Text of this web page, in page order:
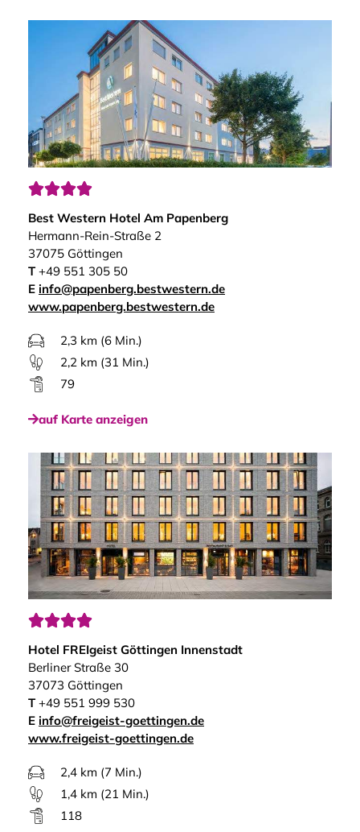

Best Western Hotel Am Papenberg
Hermann-Rein-Straße 2
37075 Göttingen
T+49 551 305 50
E info@papenberg.bestwestern.de
www.papenberg.bestwestern.de
2,3 km (6 Min.)
2,2 km (31 Min.)
79
auf Karte anzeigen

Hotel FREIgeist Göttingen Innenstadt
Berliner Straße 30
37073 Göttingen
T+49 551 999 530
E info@freigeist-goettingen.de
www.freigeist-goettingen.de
2,4 km (7 Min.)
1,4 km (21 Min.)
118